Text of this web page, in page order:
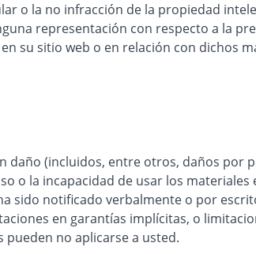
o la no infracción de la propiedad
representación con respecto a la
su sitio web o en relación con dichos
daño (incluidos, entre otros, daños por
o la incapacidad de usar los materiales
sido notificado verbalmente o por
en garantías implícitas, o
no aplicarse a usted.